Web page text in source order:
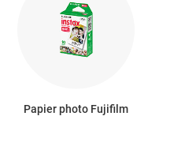
Papier photo Fujifilm